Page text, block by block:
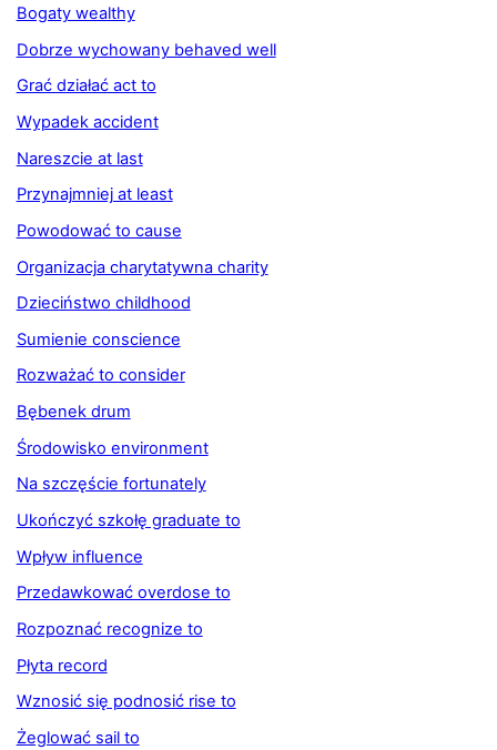
Bogaty wealthy
Dobrze wychowany behaved well
Grać działać act to
Wypadek accident
Nareszcie at last
Przynajmniej at least
Powodować to cause
Organizacja charytatywna charity
Dzieciństwo childhood
Sumienie conscience
Rozważać to consider
Bębenek drum
Środowisko environment
Na szczęście fortunately
Ukończyć szkołę graduate to
Wpływ influence
Przedawkować overdose to
Rozpoznać recognize to
Płyta record
Wznosić się podnosić rise to
Żeglować sail to